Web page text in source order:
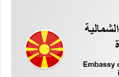
مغلقة